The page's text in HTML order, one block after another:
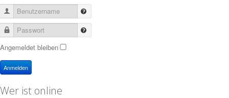
Benutzername
Passwort
Angemeldet bleiben
Anmelden
Wer ist online